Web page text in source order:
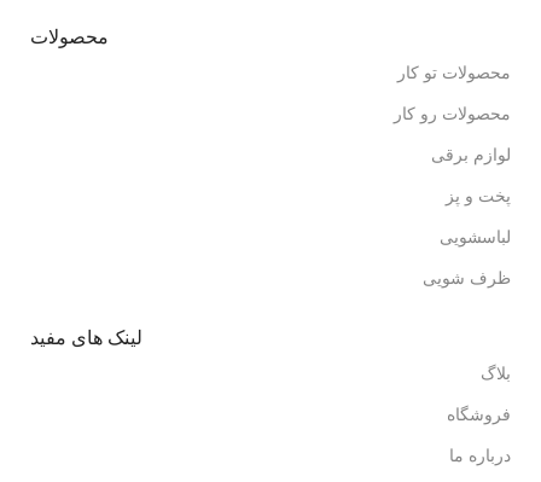
محصولات
محصولات تو کار
محصولات رو کار
لوازم برقی
پخت و پز
لباسشویی
ظرف شویی
لینک های مفید
بلاگ
فروشگاه
درباره ما